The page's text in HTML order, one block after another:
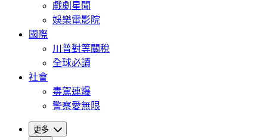
戲劇星聞
娛樂電影院
國際
川普對等關稅
全球必讀
社會
毒駕連爆
警察愛無限
更多